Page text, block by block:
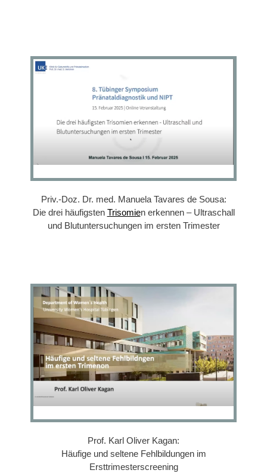
Priv.-Doz. Dr. med. Manuela Tavares de Sousa:
Die drei häufigsten Trisomien erkennen – Ultraschall
und Blutuntersuchungen im ersten Trimester
Prof. Karl Oliver Kagan:
Häufige und seltene Fehlbildungen im
Ersttrimesterscreening